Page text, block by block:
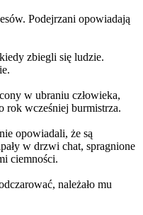
Podejrzani opowiadają
zbiegli się ludzie.
w ubraniu człowieka,
rok wcześniej burmistrza.
opowiadali, że są
w drzwi chat, spragnione
ciemności.
należało mu